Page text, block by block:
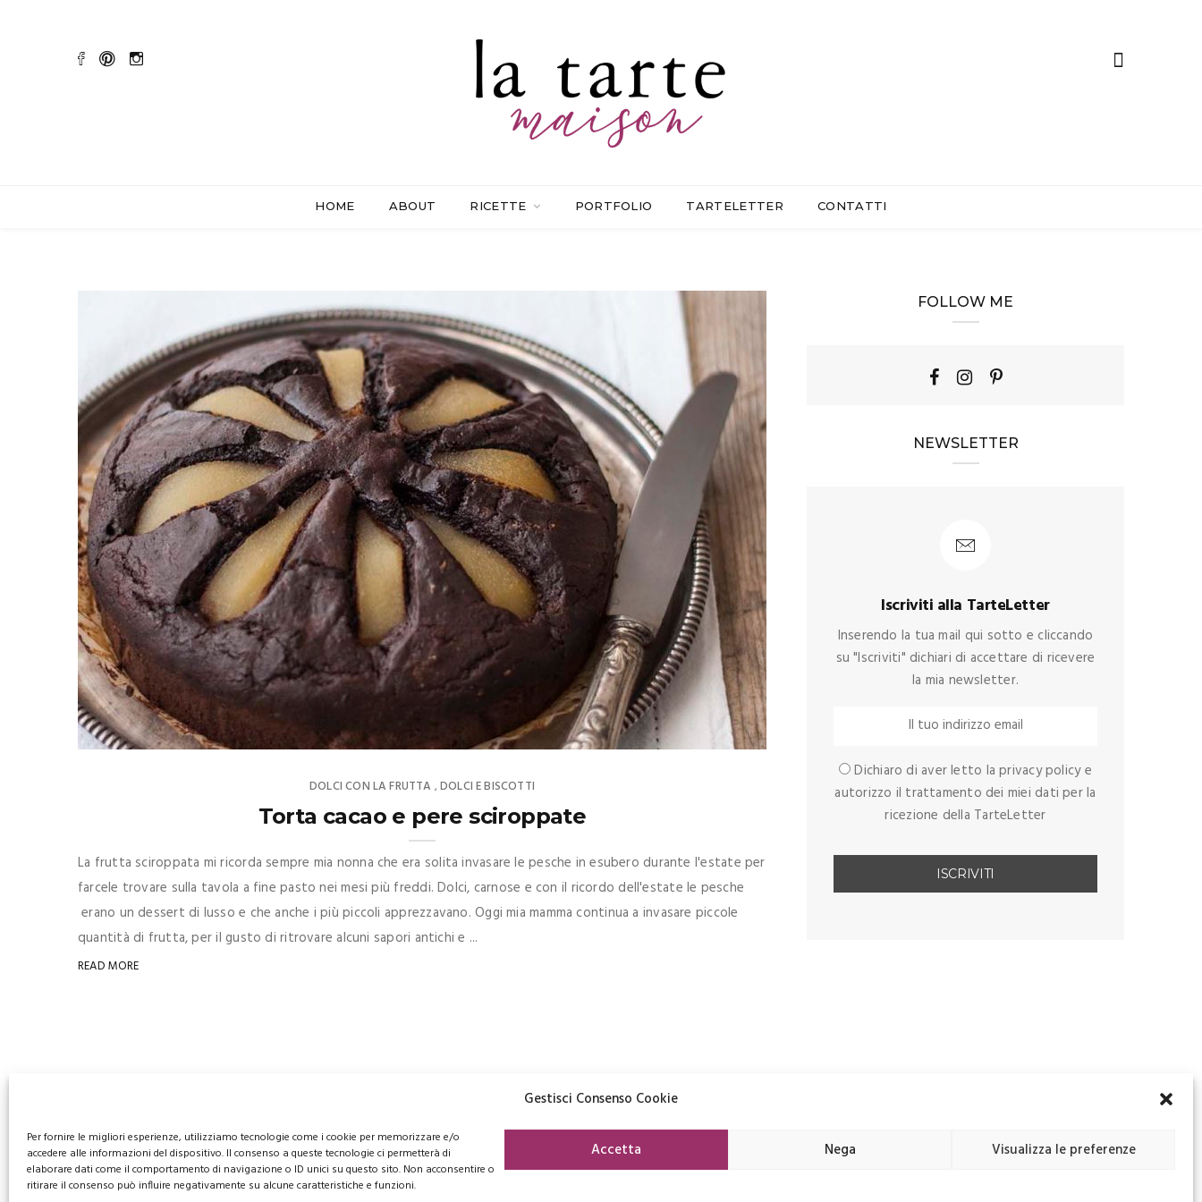
Gestisci Consenso Cookie
Per fornire le migliori esperienze, utilizziamo tecnologie come i cookie per memorizzare e/o
accedere alle informazioni del dispositivo. Il consenso a queste tecnologie ci permetterà di
elaborare dati come il comportamento di navigazione o ID unici su questo sito. Non acconsentire o
ritirare il consenso può influire negativamente su alcune caratteristiche e funzioni.
Accetta Nega Visualizza le preferenze
HOME ABOUT RICETTE PORTFOLIO TARTELETTER CONTATTI
DOLCI CON LA FRUTTA ,DOLCI E BISCOTTI
Torta cacao e pere sciroppate
La frutta sciroppata mi ricorda sempre mia nonna che era solita invasare le pesche in esubero durante l'estate per
farcele trovare sulla tavola a fine pasto nei mesi più freddi. Dolci, carnose e con il ricordo dell'estate le pesche
erano un dessert di lusso e che anche i più piccoli apprezzavano. Oggi mia mamma continua a invasare piccole
quantità di frutta, per il gusto di ritrovare alcuni sapori antichi e ...
READ MORE
FOLLOW ME
NEWSLETTER
Iscriviti alla TarteLetter
Inserendo la tua mail qui sotto e cliccando
su "Iscriviti" dichiari di accettare di ricevere
la mia newsletter.
Dichiaro di aver letto la privacy policy e
autorizzo il trattamento dei miei dati per la
ricezione della TarteLetter
FACEBOOK PINTEREST